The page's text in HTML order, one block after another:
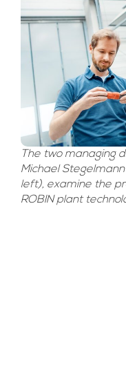
The two managing
Michael
left), examine the
ROBIN plant